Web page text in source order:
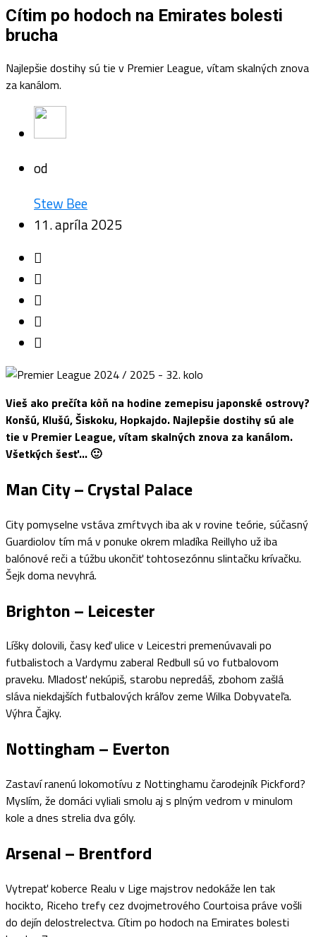
Cítim po hodoch na Emirates bolesti
brucha
Najlepšie dostihy sú tie v Premier League, vítam skalných znova
za kanálom.
od
Stew Bee
11. apríla 2025
Vieš ako prečíta kôň na hodine zemepisu japonské ostrovy?
Konšú, Klušú, Šiskoku, Hopkajdo. Najlepšie dostihy sú ale
tie v Premier League, vítam skalných znova za kanálom.
Všetkých šesť… 🙂
Man City – Crystal Palace
City pomyselne vstáva zmŕtvych iba ak v rovine teórie, súčasný
Guardiolov tím má v ponuke okrem mladíka Reillyho už iba
balónové reči a túžbu ukončiť tohtosezónnu slintačku krívačku.
Šejk doma nevyhrá.
Brighton – Leicester
Líšky dolovili, časy keď ulice v Leicestri premenúvavali po
futbalistoch a Vardymu zaberal Redbull sú vo futbalovom
praveku. Mladosť nekúpiš, starobu nepredáš, zbohom zašlá
sláva niekdajších futbalových kráľov zeme Wilka Dobyvateľa.
Výhra Čajky.
Nottingham – Everton
Zastaví ranenú lokomotívu z Nottinghamu čarodejník Pickford?
Myslím, že domáci vyliali smolu aj s plným vedrom v minulom
kole a dnes strelia dva góly.
Arsenal – Brentford
Vytrepať koberce Realu v Lige majstrov nedokáže len tak
hocikto, Riceho trefy cez dvojmetrového Courtoisa práve vošli
do dejín delostrelectva. Cítim po hodoch na Emirates bolesti